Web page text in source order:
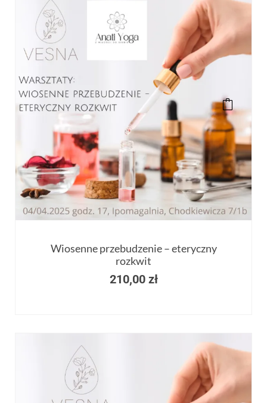
Wiosenne przebudzenie – eteryczny
rozkwit
210,00 zł